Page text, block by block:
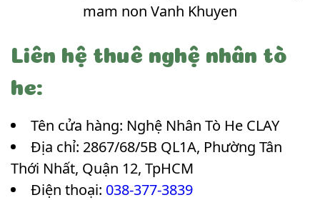
mam non Vanh Khuyen
Liên hệ thuê nghệ nhân tò
he:
Tên cửa hàng: Nghệ Nhân Tò He CLAY
Địa chỉ: 2867/68/5B QL1A, Phường Tân
Thới Nhất, Quận 12, TpHCM
Điện thoại: 038-377-3839